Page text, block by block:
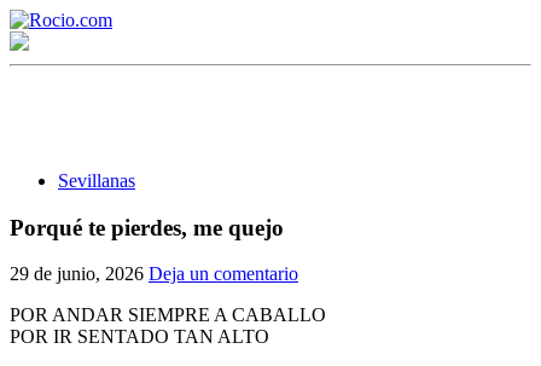
Sevillanas
Porqué te pierdes, me quejo
29 de junio, 2026 Deja un comentario
POR ANDAR SIEMPRE A CABALLO
POR IR SENTADO TAN ALTO
¡Bienvenido! Soy el asistente virtual de rocio.com.